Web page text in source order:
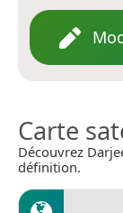
Carte
Découvrez
définition.